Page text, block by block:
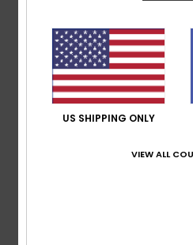
maximum de confort à
l'extérieur
4-way stretch
Modèle fabriqué à partir
recyclées
US SHIPPING ONLY
VIEW ALL